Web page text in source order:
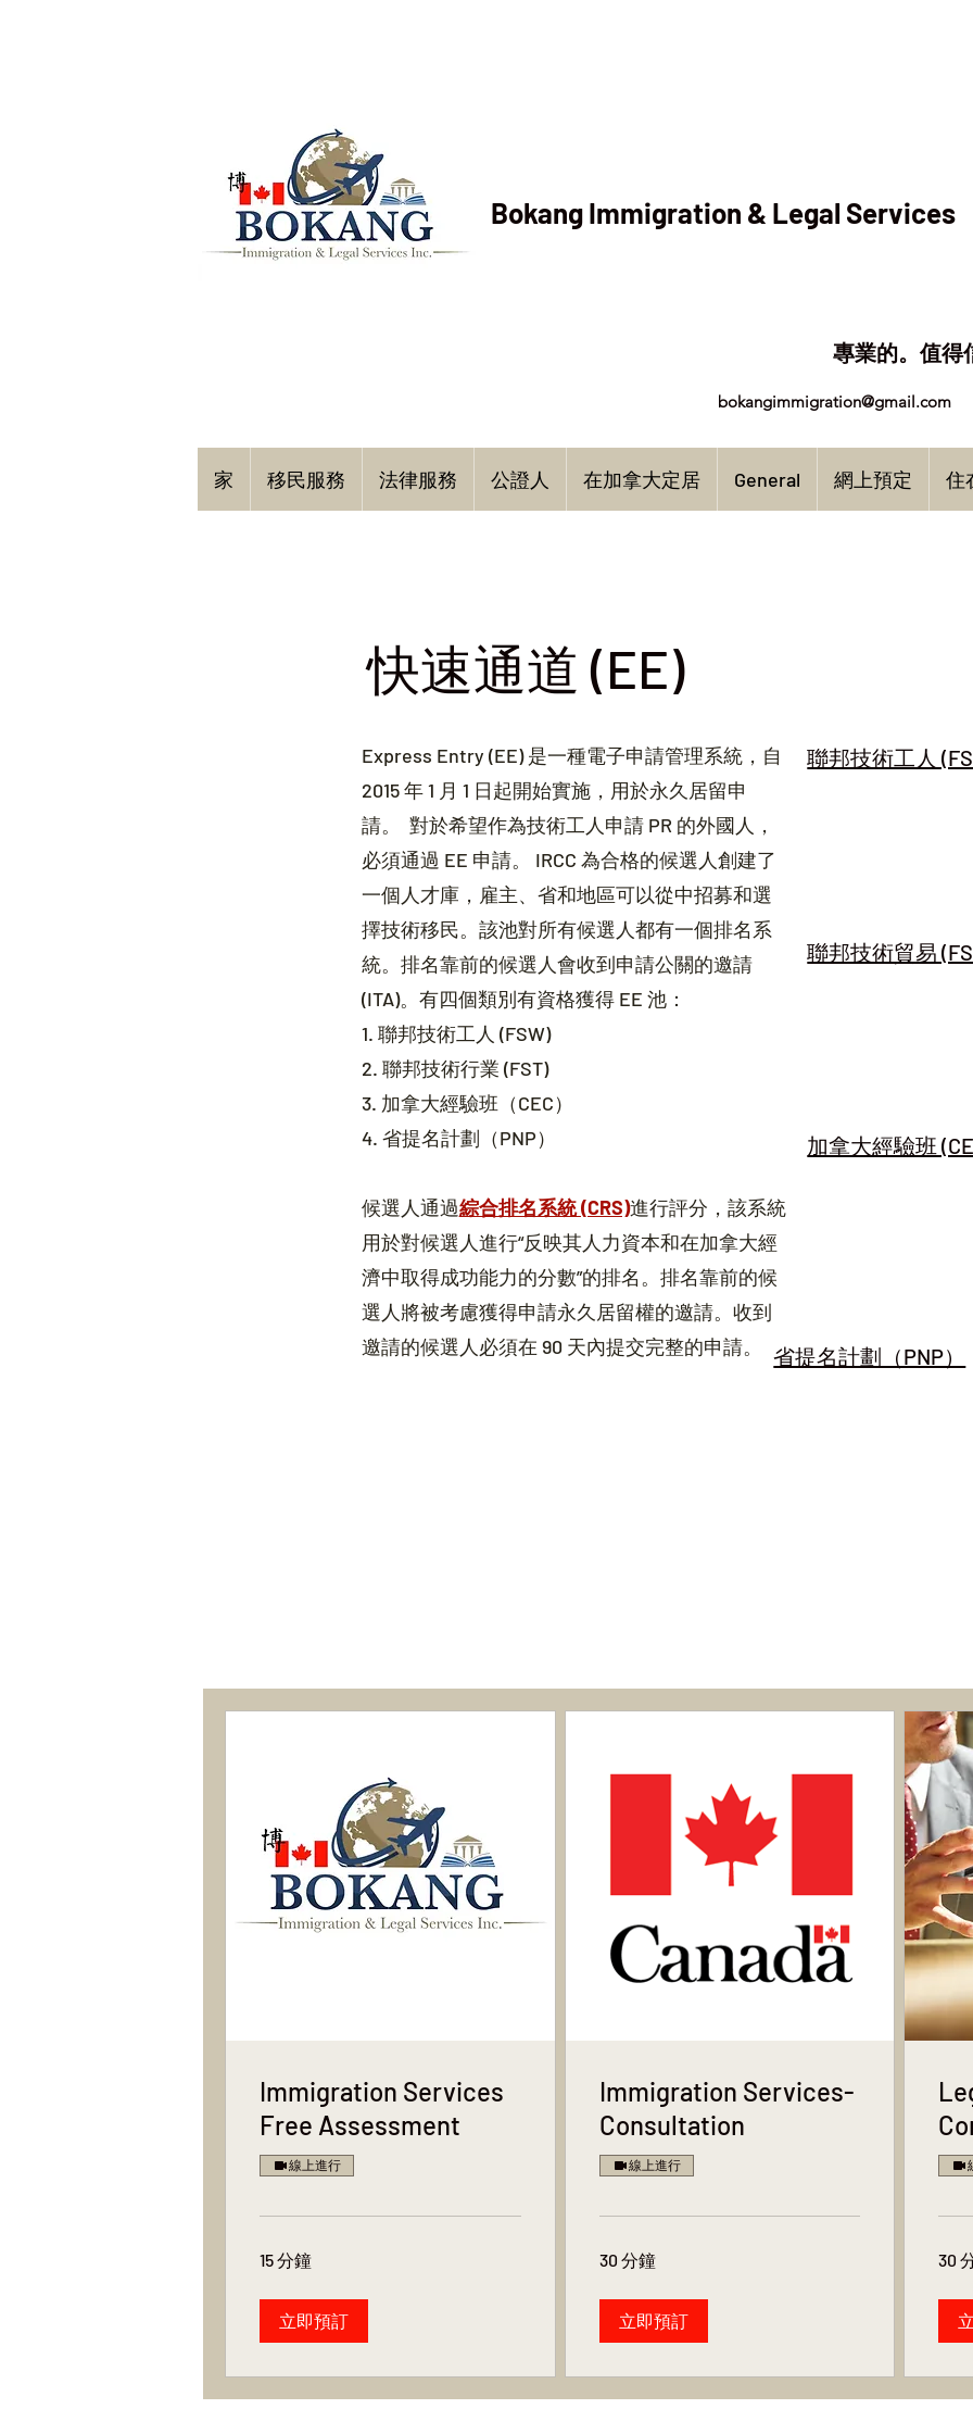
專業的。值得
bokangimmigration@gmail.com
家 移民服務 法律服務 公證人 在加拿大定居 General 網上預定 住
Bokang Immigration & Legal Services
快速通道 (EE)
Express Entry (EE) 是一種電子申請管理系統，自
2015 年 1 月 1 日起開始實施，用於永久居留申
請。
對於希望作為技術工人申請 PR 的外國人，
必須通過 EE 申請。 IRCC 為合格的候選人創建了
一個人才庫，雇主、省和地區可以從中招募和選
擇技術移民。該池對所有候選人都有一個排名系
統。排名靠前的候選人會收到申請公關的邀請
(ITA)。有四個類別有資格獲得 EE 池：
1. 聯邦技術工人 (FSW)
2. 聯邦技術行業 (FST)
3. 加拿大經驗班（CEC）
4. 省提名計劃（PNP）
候選人通過綜合排名系統 (CRS)進行評分，該系統
用於對候選人進行“反映其人力資本和在加拿大經
濟中取得成功能力的分數”的排名。排名靠前的候
選人將被考慮獲得申請永久居留權的邀請。收到
邀請的候選人必須在 90 天內提交完整的申請。
聯邦技術工人
聯邦技術貿易
加拿大經驗班
省提名計劃（PNP）
Immigration Services
Free Assessment
線上進行
15 分鐘
立即預訂
Immigration Services-
Consultation
線上進行
30 分鐘
立即預訂
30